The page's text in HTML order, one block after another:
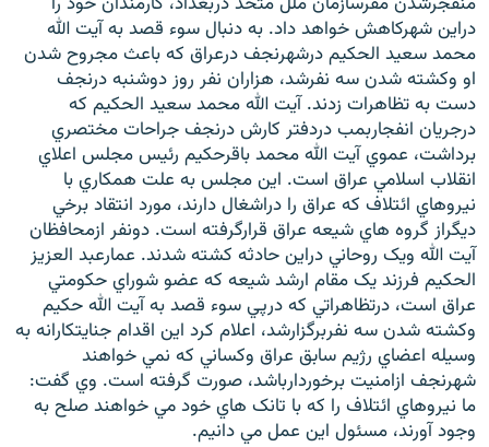
دراين شهرکاهش خواهد داد. به دنبال سوء قصد به آيت الله
محمد سعيد الحکيم درشهرنجف درعراق که باعث مجروح شدن
او وکشته شدن سه نفرشد، هزاران نفر روز دوشنبه درنجف
دست به تظاهرات زدند. آيت الله محمد سعيد الحکيم که
درجريان انفجاربمب دردفتر کارش درنجف جراحات مختصري
برداشت، عموي آيت الله محمد باقرحکيم رئيس مجلس اعلاي
انقلاب اسلامي عراق است. اين مجلس به علت همکاري با
نيروهاي ائتلاف که عراق را دراشغال دارند، مورد انتقاد برخي
ديگراز گروه هاي شيعه عراق قرارگرفته است. دونفر ازمحافظان
آيت الله ويک روحاني دراين حادثه کشته شدند. عمارعبد العزيز
الحکيم فرزند يک مقام ارشد شيعه که عضو شوراي حکومتي
عراق است، درتظاهراتي که درپي سوء قصد به آيت الله حکيم
وکشته شدن سه نفربرگزارشد، اعلام کرد اين اقدام جنايتکارانه به
وسيله اعضاي رژيم سابق عراق وکساني که نمي خواهند
شهرنجف ازامنيت برخوردارباشد، صورت گرفته است. وي گفت:
ما نيروهاي ائتلاف را که با تانک هاي خود مي خواهند صلح به
وجود آورند، مسئول اين عمل مي دانيم.